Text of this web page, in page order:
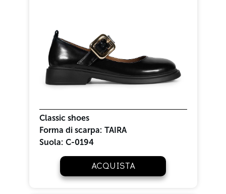
Classic shoes
Forma di scarpa: TAIRA
Suola: C-0194
ACQUISTA